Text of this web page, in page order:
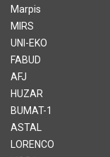
Marpis
MIRS
UNI-EKO
FABUD
AFJ
HUZAR
BUMAT-1
ASTAL
LORENCO